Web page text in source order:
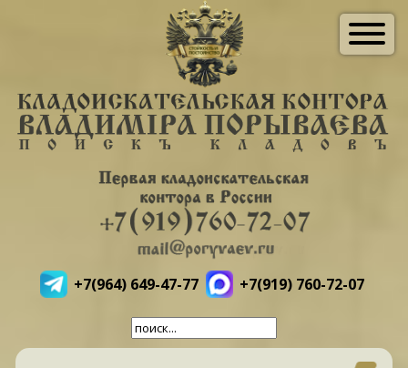
+7(964) 649-47-77 +7(919) 760-72-07